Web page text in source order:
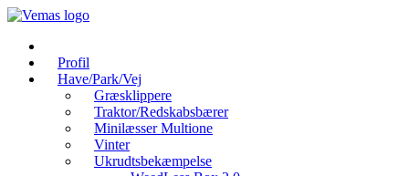
Videre
indhold
Profil
Have/Park/Vej
Græsklippere
Traktor/Redskabsbærer
Minilæsser Multione
Vinter
Ukrudtsbekæmpelse